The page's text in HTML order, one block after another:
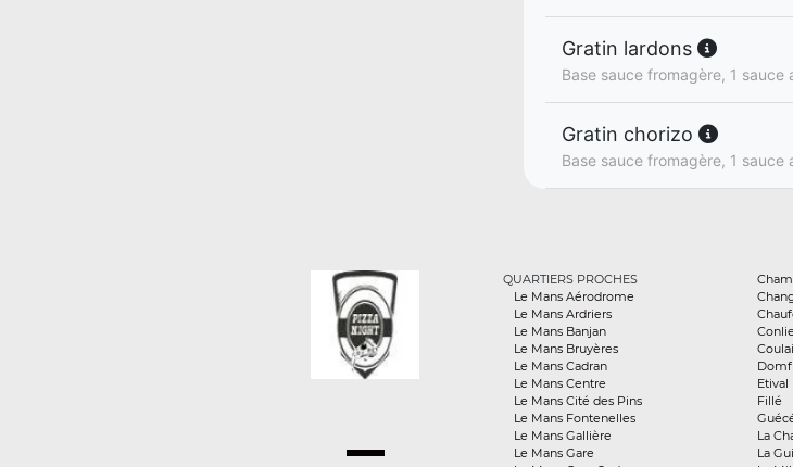
Gratin lardons
Base sauce fromagère, 1 sauce
Gratin chorizo
Base sauce fromagère, 1 sauce
QUARTIERS PROCHES
Le Mans Aérodrome
Le Mans Ardriers
Le Mans Banjan
Le Mans Bruyères
Le Mans Cadran
Le Mans Centre
Le Mans Cité des Pins
Le Mans Fontenelles
Le Mans Gallière
Le Mans Gare
Conlie
Etival
Fillé
La
La